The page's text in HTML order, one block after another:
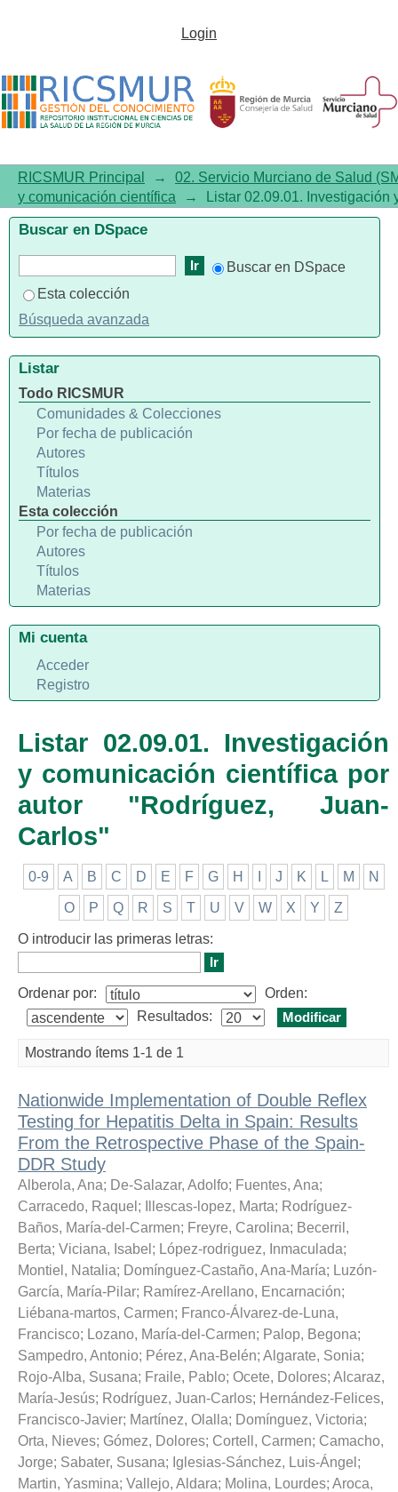
Listar 02.09.01. Investigación y
autor "Rodríguez, Juan-Carlos"
Login
RICSMUR Principal →
02. Servicio Murciano de Salud
y comunicación científica
→ Listar 02.09.01.
Listar 02.09.01. Investigación
y comunicación científica por
autor "Rodríguez, Juan-
Carlos"
0-9 A B C D E F G H J K L M N
O P Q R S T U V W X Y Z
O introducir las primeras letras:
Ordenar por:
Orden:
Resultados:
Mostrando ítems 1-1 de 1
Nationwide Implementation of Double Reflex
Testing for Hepatitis Delta in Spain: Results
From the Retrospective Phase of the Spain-
DDR Study
Alberola, Ana; De-Salazar, Adolfo; Fuentes, Ana;
Carracedo, Raquel ; Illescas-lopez, Marta; Rodríguez-
Baños, María-del-Carmen; Freyre, Carolina; Becerril,
Berta; Viciana, Isabel ; López-rodriguez, Inmaculada;
Montiel, Natalia; Domínguez-Castaño, Ana-María; Luzón-
García, María-Pilar; Ramírez-Arellano, Encarnación;
Liébana-martos, Carmen; Franco-Álvarez-de-Luna,
Francisco; Lozano, María-del-Carmen; Palop, Begona;
Sampedro, Antonio; Pérez, Ana-Belén; Algarate, Sonia;
Rojo-Alba, Susana; Fraile, Pablo; Ocete, Dolores; Alcaraz,
María-Jesús; Rodríguez, Juan-Carlos; Hernández-Felices,
Francisco-Javier; Martínez, Olalla; Domínguez, Victoria;
Orta, Nieves; Gómez, Dolores; Cortell, Carmen; Camacho,
Jorge; Sabater, Susana; Iglesias-Sánchez, Luis-Ángel ;
Martin, Yasmina; Vallejo, Aldara; Molina, Lourdes; Aroca,
Buscar en DSpace
Buscar en DSpace
Esta colección
Búsqueda avanzada
Listar
Todo RICSMUR
Comunidades & Colecciones
Por fecha de publicación
Autores
Títulos
Materias
Esta colección
Por fecha de publicación
Autores
Títulos
Materias
Mi cuenta
Acceder
Registro